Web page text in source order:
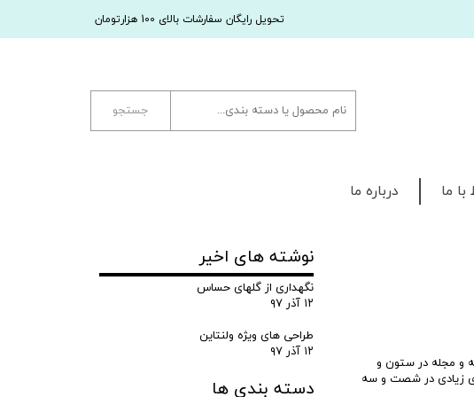
تحویل رایگان سفارشات بالای 100 هزارتومان
جستجو
با ما درباره ما
و مجله در ستون و
زیادی در شصت و سه
نوشته های اخیر
نگهداری از گلهای حساس
۱۲ آذر ۹۷
طراحی های ویژه ولنتاین
۱۲ آذر ۹۷
دسته بندی ها